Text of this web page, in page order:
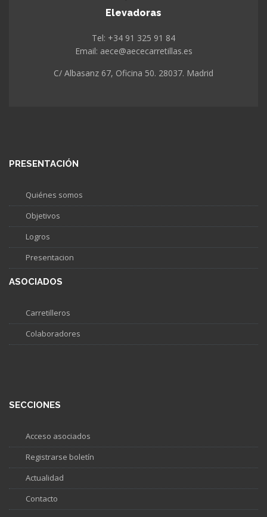
Elevadoras
Tel: +34 91 325 91 84
Email: aece@aececarretillas.es
C/ Albasanz 67, Oficina 50. 28037. Madrid
PRESENTACIÓN
Quiénes somos
Objetivos
Logros
Presentacion
ASOCIADOS
Carretilleros
Colaboradores
SECCIONES
Acceso asociados
Registrarse boletín
Actualidad
Contacto